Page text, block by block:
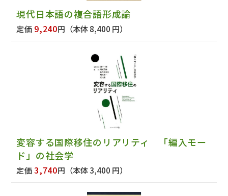
現代日本語の複合語形成論
定価 9,240円 （本体 8,400 円）
変容する国際移住のリアリティ 「編入モー
ド」の社会学
定価3,740円 （本体 3,400 円）